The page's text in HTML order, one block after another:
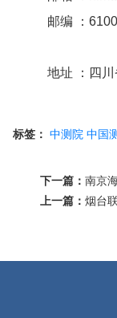
邮编 ：
地址 ：四
标签： 中测院 中国
下一篇： 南京
上一篇： 烟台